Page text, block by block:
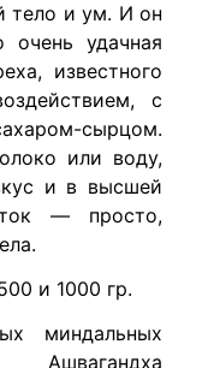
тело и ум. И он
очень удачная
известного
с
сырцом.
или воду,
и в высшей
— просто,
и 1000 гр.
миндальных